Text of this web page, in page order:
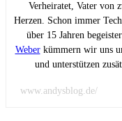
Verheiratet, Vater von
Herzen. Schon immer
über 15 Jahren
Weberkümmern wir uns
und unterstützen
www.andysblog.de/